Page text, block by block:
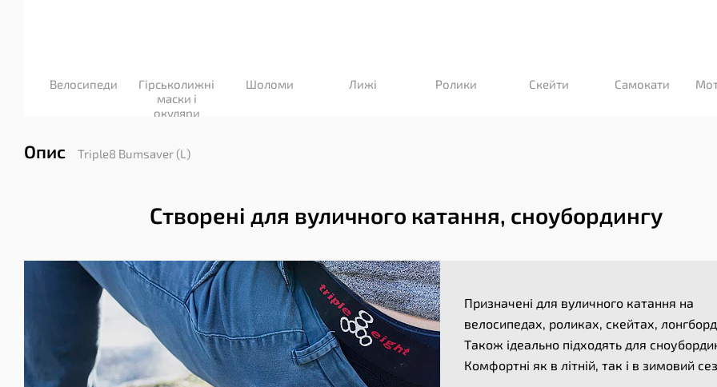
Велосипеди
Гірськолижні
маски і
окуляри
Шоломи Лижі Ролики Скейти Самокати
Опис Triple8 Bumsaver (L)
Створені для вуличного катання, сноубордингу
Призначені для вуличного катання на
велосипедах, роликах, скейтах,
Також ідеально підходять для
Комфортні як в літній, так і в зимовий